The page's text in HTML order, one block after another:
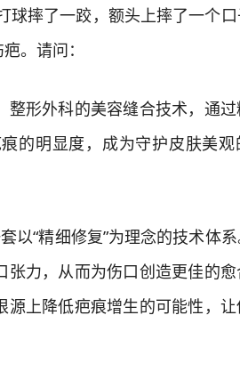
球摔了一跤，额头上摔了一个
。请问：
整形外科的美容缝合技术，通
的明显度，成为守护皮肤美观
“精细修复”为理念的技术体
力，从而为伤口创造更佳的愈
上降低疤痕增生的可能性，